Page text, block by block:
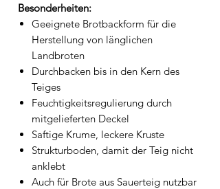
Besonderheiten:
Geeignete Brotbackform für die
Herstellung von länglichen
Landbroten
Durchbacken bis in den Kern des
Teiges
Feuchtigkeitsregulierung durch
mitgelieferten Deckel
Saftige Krume, leckere Kruste
Strukturboden, damit der Teig nicht
anklebt
Auch für Brote aus Sauerteig nutzbar